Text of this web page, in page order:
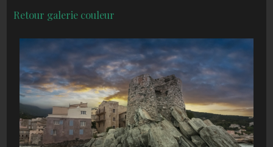
Retour galerie couleur